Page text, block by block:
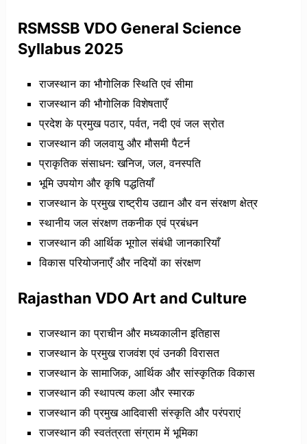
RSMSSB VDO General Science
Syllabus 2025
राजस्थान का भौगोलिक स्थिति एवं सीमा
राजस्थान की भौगोलिक विशेषताएँ
प्रदेश के प्रमुख पठार, पर्वत, नदी एवं जल स्रोत
राजस्थान की जलवायु और मौसमी पैटर्न
प्राकृतिक संसाधन: खनिज, जल, वनस्पति
भूमि उपयोग और कृषि पद्धतियाँ
राजस्थान के प्रमुख राष्ट्रीय उद्यान और वन संरक्षण क्षेत्र
स्थानीय जल संरक्षण तकनीक एवं प्रबंधन
राजस्थान की आर्थिक भूगोल संबंधी जानकारियाँ
विकास परियोजनाएँ और नदियों का संरक्षण
Rajasthan VDO Art and Culture
राजस्थान का प्राचीन और मध्यकालीन इतिहास
राजस्थान के प्रमुख राजवंश एवं उनकी विरासत
राजस्थान के सामाजिक, आर्थिक और सांस्कृतिक विकास
राजस्थान की स्थापत्य कला और स्मारक
राजस्थान की प्रमुख आदिवासी संस्कृति और परंपराएं
राजस्थान की स्वतंत्रता संग्राम में भूमिका